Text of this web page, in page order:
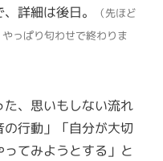
詳細は後日。
（先ほど
っぱり匂わせで終わりま
、思いもしない流れ
行動」「自分が大切
てみようとする」と